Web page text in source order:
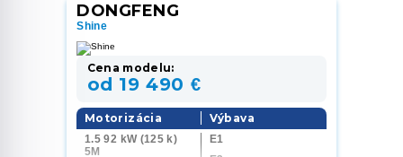
DONGFENG
Shine
Cena modelu:
od 19 490 €
Motorizácia
1.5 92 kW (125 k)
5M
Výbava
E1